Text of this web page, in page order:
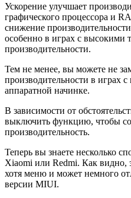
Ускорение улучшает
графического процессора и
снижение
особенно в играх с высокими
производительности.
Тем не менее, вы можете не
производительности в играх
аппаратной начинке.
В зависимости от
выключить функцию, чтобы
производительность.
Теперь вы знаете несколько
Xiaomi или Redmi. Как видно,
хотя меню и может немного
версии MIUI.